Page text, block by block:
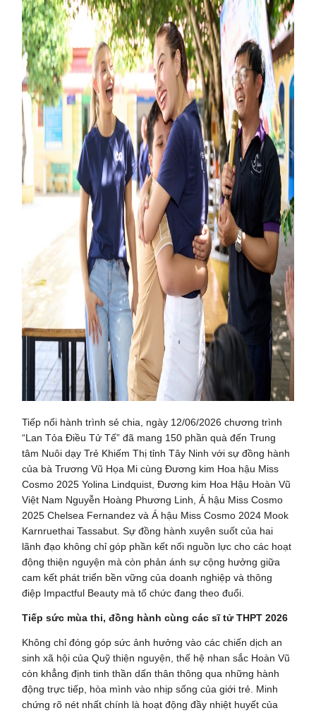
Tiếp nối hành trình sẻ chia, ngày 12/06/2026 chương trình
“Lan Tỏa Điều Tử Tế” đã mang 150 phần quà đến Trung
tâm Nuôi dạy Trẻ Khiếm Thị tỉnh Tây Ninh với sự đồng hành
của bà Trương Vũ Họa Mi cùng Đương kim Hoa hậu Miss
Cosmo 2025 Yolina Lindquist, Đương kim Hoa Hậu Hoàn Vũ
Việt Nam Nguyễn Hoàng Phương Linh, Á hậu Miss Cosmo
2025 Chelsea Fernandez và Á hậu Miss Cosmo 2024 Mook
Karnruethai Tassabut. Sự đồng hành xuyên suốt của hai
lãnh đạo không chỉ góp phần kết nối nguồn lực cho các hoạt
động thiện nguyện mà còn phản ánh sự cộng hưởng giữa
cam kết phát triển bền vững của doanh nghiệp và thông
điệp Impactful Beauty mà tổ chức đang theo đuổi.
Tiếp sức mùa thi, đồng hành cùng các sĩ tử THPT 2026
Không chỉ đóng góp sức ảnh hưởng vào các chiến dịch an
sinh xã hội của Quỹ thiện nguyện, thế hệ nhan sắc Hoàn Vũ
còn khẳng định tinh thần dấn thân thông qua những hành
động trực tiếp, hòa mình vào nhịp sống của giới trẻ. Minh
chứng rõ nét nhất chính là hoạt động đầy nhiệt huyết của